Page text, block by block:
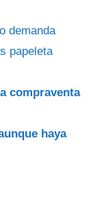
demanda
papeleta
compraventa
haya